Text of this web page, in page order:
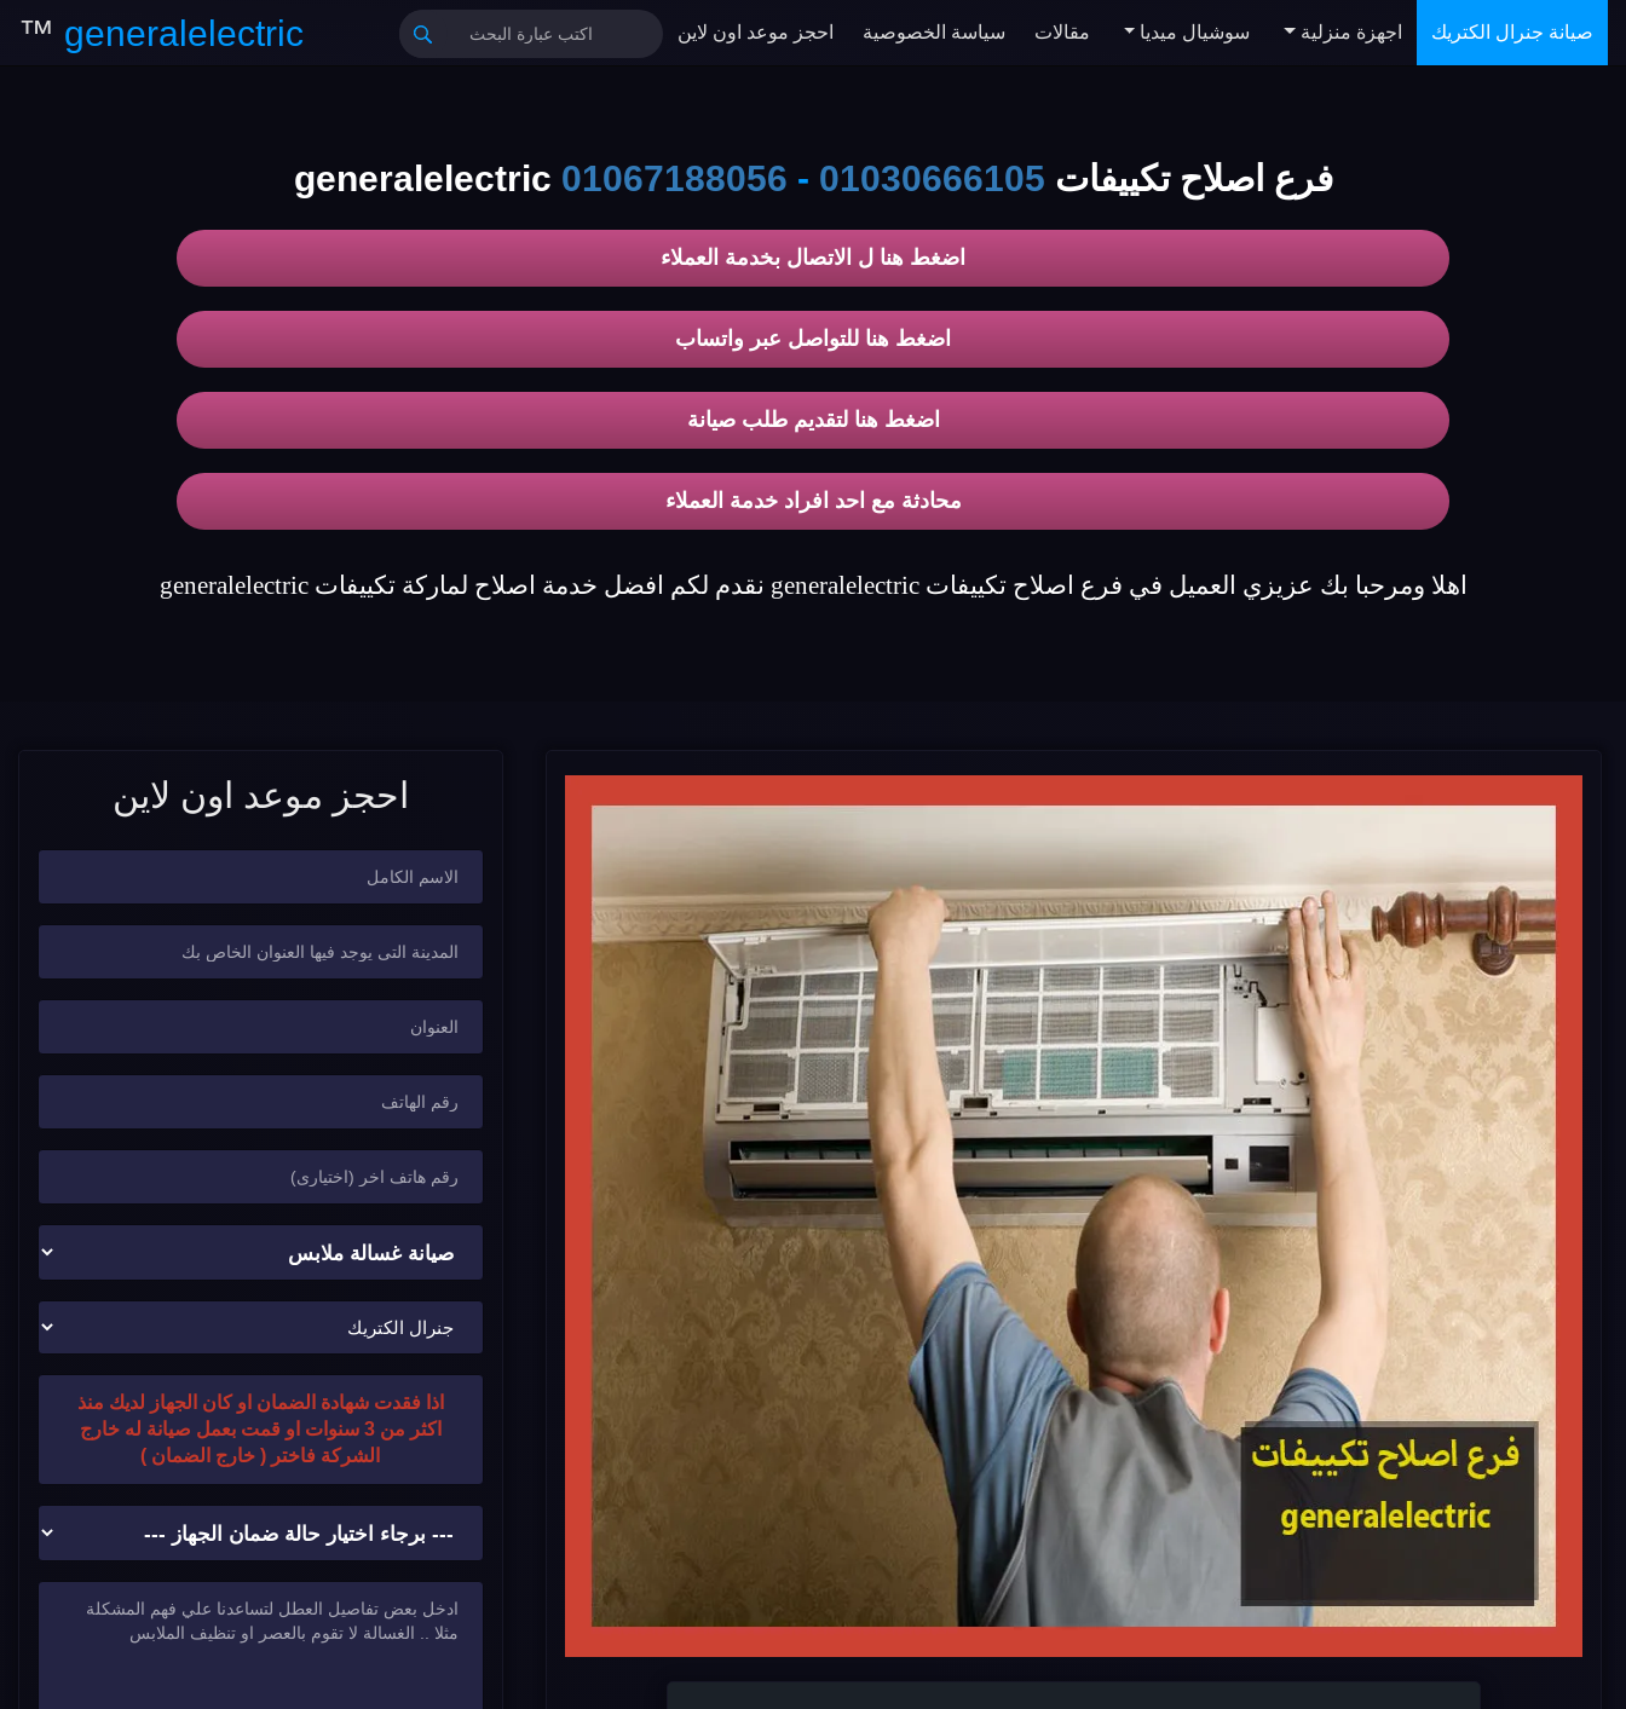
generalelectric
™ صيانة جنرال الكتريك اجهزة منزلية سوشيال ميديا مقالات سياسة الخصوصية احجز موعد اون لاين
فرع اصلاح تكييفات generalelectric 01067188056 - 01030666105
اضغط هنا ل الاتصال بخدمة العملاء
اضغط هنا للتواصل عبر واتساب
اضغط هنا لتقديم طلب صيانة
محادثة مع احد افراد خدمة العملاء
اهلا ومرحبا بك عزيزي العميل في فرع اصلاح تكييفات generalelectric نقدم لكم افضل خدمة اصلاح لماركة تكييفات generalelectric
احجز موعد اون لاين
اذا فقدت شهادة الضمان او كان الجهاز لديك منذ
اكثر من 3 سنوات او قمت بعمل صيانة له خارج
الشركة فاختر ( خارج الضمان )